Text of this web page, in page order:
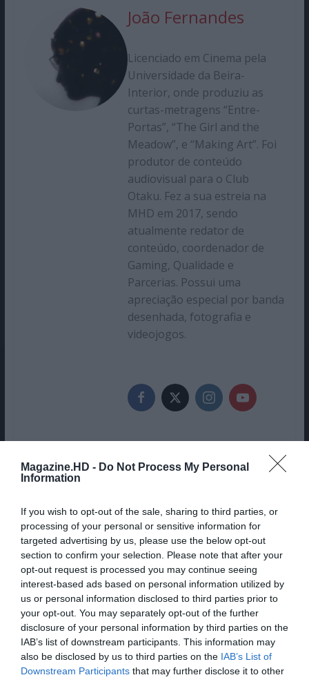
Magazine.HD - Do Not Process My Personal
Information
If you wish to opt-out of the sale, sharing to third parties, or
processing of your personal or sensitive information for
targeted advertising by us, please use the below opt-out
section to confirm your selection. Please note that after your
opt-out request is processed you may continue seeing
interest-based ads based on personal information utilized by
us or personal information disclosed to third parties prior to
your opt-out. You may separately opt-out of the further
disclosure of your personal information by third parties on the
IAB’s list of downstream participants. This information may
also be disclosed by us to third parties on the IAB’s List of
Downstream Participants that may further disclose it to other
João Fernandes
Licenciado em Cinema pela
Universidade da Beira-
Interior, onde produziu as
curtas-metragens “Entre-
Portas”, “The Girl and the
Meadow”, e “Making Art”. Foi
produtor de conteúdo
audiovisual para o Club
Otaku. Fez a sua estreia na
MHD em 2017, sendo
atualmente redator de
conteúdo, coordenador de
Gaming, Qualidade e
Parcerias. Possui uma
apreciação especial por banda
desenhada, fotografia e
videojogos.
RENATE REINSVE, TEM CENAS
CORTADAS INÉDITAS
FEST ’26 | O URSO DE BERLIM
CHEGA A PORTUGAL E OUTROS
DESTAQUES
Share This Post: 0